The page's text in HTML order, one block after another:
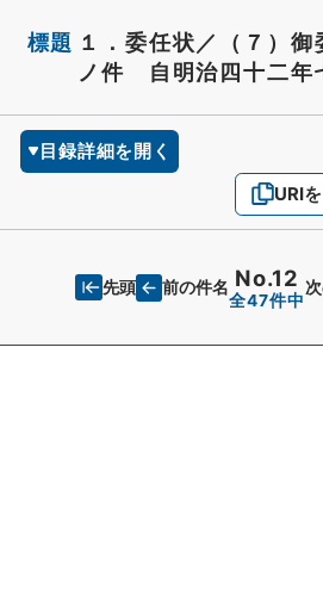
標題 １．委任状／（７）
ノ件 自明治四十二年
目録詳細を開く
URI
先頭 前の件名 No.12
全47件中